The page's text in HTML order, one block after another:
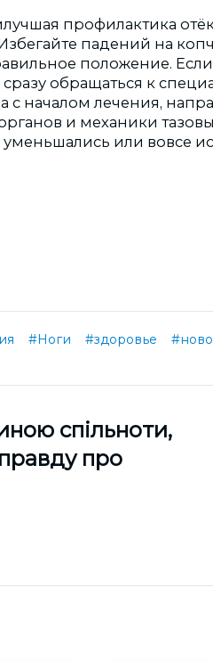
профилактика
падений на
положение.
обращаться к
с началом лечения,
и механики
или вовсе
#Ноги #здоровье
спільноти,
про